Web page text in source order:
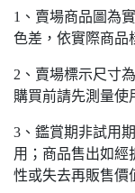
1、賣場商品圖為
色差，依實際商品
2、賣場標示尺寸
購買前請先測量使
3、鑑賞期非試用
用；商品售出如經
性或失去再販售價